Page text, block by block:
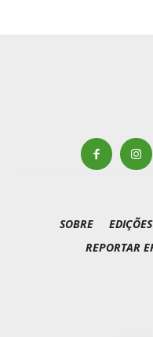
SOBRE
REPORTAR